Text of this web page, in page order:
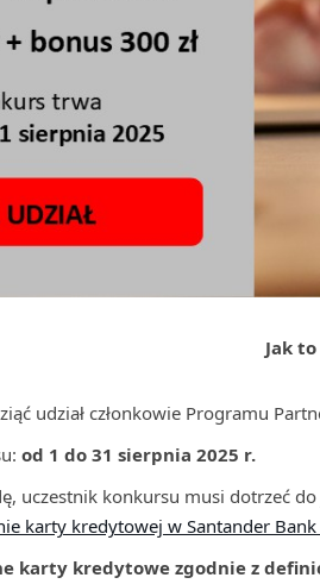
Jak to
udział członkowie Programu
od 1 do 31 sierpnia 2025 r.
uczestnik konkursu musi dotrzeć
karty kredytowej w Santander
karty kredytowe zgodnie z